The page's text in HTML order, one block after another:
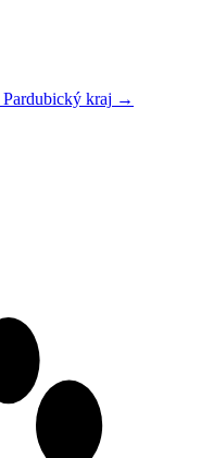
Pardubický kraj →